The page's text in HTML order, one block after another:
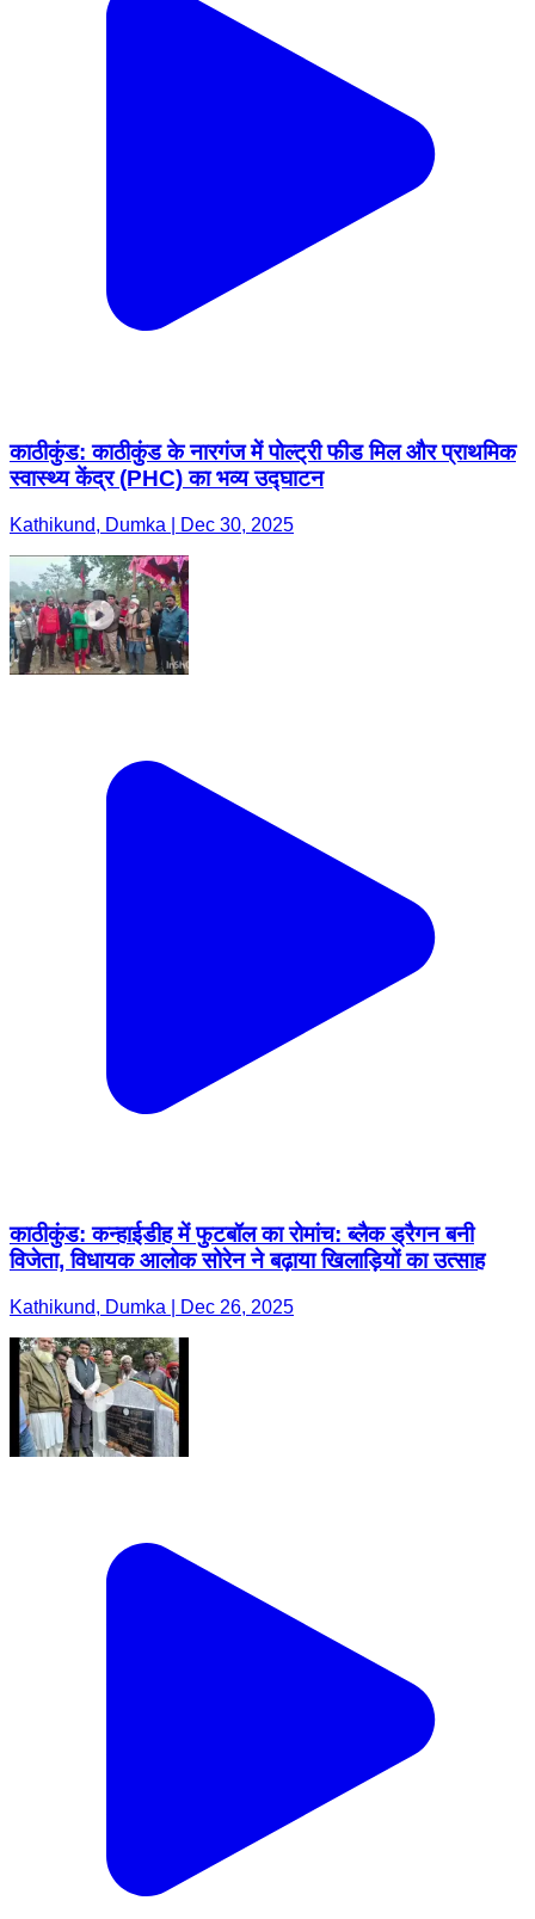
काठीकुंड: काठीकुंड के नारगंज में पोल्ट्री फीड मिल और प्राथमिक
स्वास्थ्य केंद्र (PHC) का भव्य उद्घाटन
Kathikund, Dumka | Dec 30, 2025
काठीकुंड: कन्हाईडीह में फुटबॉल का रोमांच: ब्लैक ड्रैगन बनी
विजेता, विधायक आलोक सोरेन ने बढ़ाया खिलाड़ियों का उत्साह
Kathikund, Dumka | Dec 26, 2025